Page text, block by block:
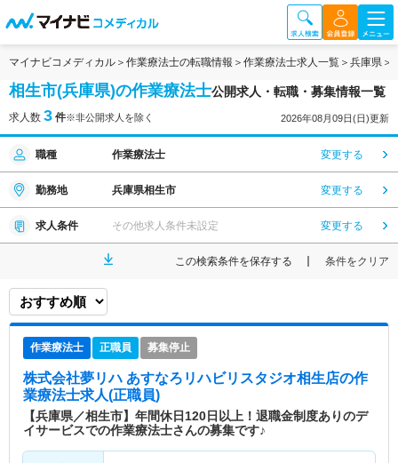
マイナビコメディカル 作業療法士の転職情報 作業療法士求人一覧 兵庫県
相生市(兵庫県)の作業療法士公開求人・転職・募集情報一覧
求人数 3 件※非公開求人を除く 2026年08月09日(日)更新
職種 作業療法士 変更する
勤務地 兵庫県相生市 変更する
求人条件 その他求人条件未設定 変更する
この検索条件を保存する 条件をクリア
作業療法士 正職員 募集停止
株式会社夢リハ あすなろリハビリスタジオ相生店の作
業療法士求人(正職員)
【兵庫県／相生市】年間休日120日以上！退職金制度ありのデ
イサービスでの作業療法士さんの募集です♪